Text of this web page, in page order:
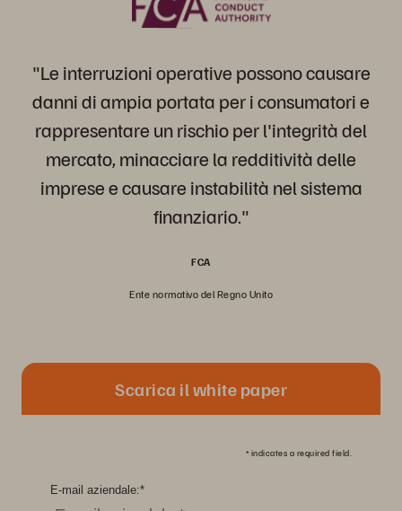
"Le interruzioni operative possono causare
danni di ampia portata per i consumatori e
rappresentare un rischio per l'integrità del
mercato, minacciare la redditività delle
imprese e causare instabilità nel sistema
finanziario."
FCA
Ente normativo del Regno Unito
Scarica il white paper
* indicates a required field.
*
E-mail aziendale: